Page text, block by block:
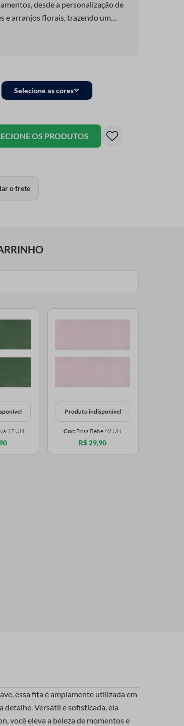
desde a personalização de
e arranjos florais, trazendo um
um acabamento leve e
Selecione as cores
OS PRODUTOS
o frete
17 UN
Produto indisponível
Cor: Rosa Bebe 69 UN
R$ 29,90
essa fita é amplamente utilizada em
detalhe. Versátil e sofisticada, ela
você eleva a beleza de momentos e